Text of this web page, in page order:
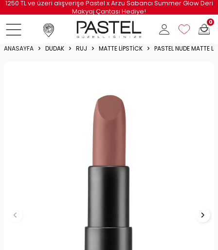
750 TL ve Üzeri Siparişlerinize Özel Kargo Bedava!
0
ANASAYFA DUDAK RUJ MATTE LIPSTICK PASTEL NUDE MATTE